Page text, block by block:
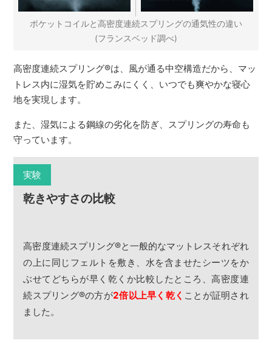
ポケットコイルと高密度連続スプリングの通気性の違い
(フランスベッド調べ)
高密度連続スプリング®は、風が通る中空構造だから、マッ
トレス内に湿気を貯めこみにくく、いつでも爽やかな寝心
地を実現します。
また、湿気による鋼線の劣化を防ぎ、スプリングの寿命も
守っています。
実験
乾きやすさの比較
高密度連続スプリング®と一般的なマットレスそれぞれ
の上に同じフェルトを敷き、水を含ませたシーツをか
ぶせてどちらが早く乾くか比較したところ、高密度連
続スプリング®の方が2倍以上早く乾く ことが証明され
ました。